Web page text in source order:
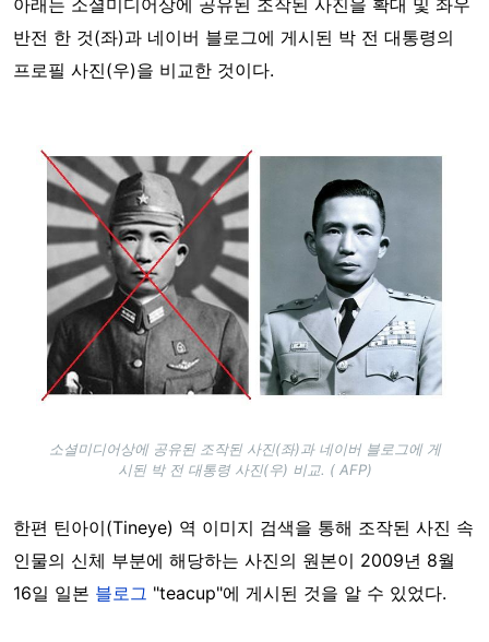
반전 한 것(좌)과 네이버 블로그에 게시된 박 전 대통령의
프로필 사진(우)을 비교한 것이다.
Image
소셜미디어상에 공유된 조작된 사진(좌)과 네이버 블로그에 게
시된 박 전 대통령 사진(우) 비교. ( AFP)
한편 틴아이(Tineye) 역 이미지 검색을 통해 조작된 사진 속
인물의 신체 부분에 해당하는 사진의 원본이 2009년 8월
16일 일본 블로그 "teacup"에 게시된 것을 알 수 있었다.